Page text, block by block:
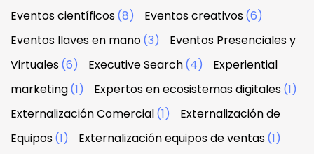
Eventos científicos(8) Eventos creativos(6)
Eventos llaves en mano(3)
Eventos Presenciales y
Virtuales(6) Executive Search(4)
Experiential
marketing(1) Expertos en ecosistemas digitales(1)
Externalización Comercial(1)
Externalización de
Equipos(1) Externalización equipos de ventas(1)